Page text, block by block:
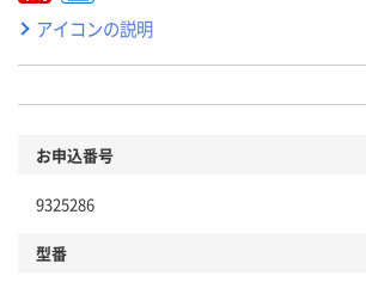
アイコンの説明
お申込番号
9325286
型番